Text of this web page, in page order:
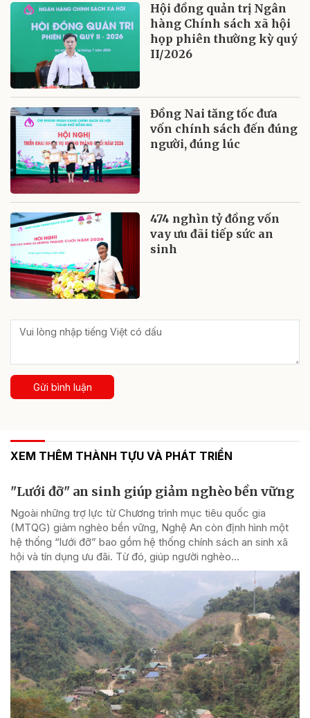
Hội đồng quản trị Ngân
hàng Chính sách xã hội
họp phiên thường kỳ quý
II/2026
Đồng Nai tăng tốc đưa
vốn chính sách đến đúng
người, đúng lúc
474 nghìn tỷ đồng vốn
vay ưu đãi tiếp sức an
sinh
Gửi bình luận
XEM THÊM THÀNH TỰU VÀ PHÁT TRIỂN
"Lưới đỡ" an sinh giúp giảm nghèo bền vững
Ngoài những trợ lực từ Chương trình mục tiêu quốc gia
(MTQG) giảm nghèo bền vững, Nghệ An còn định hình một
hệ thống “lưới đỡ” bao gồm hệ thống chính sách an sinh xã
hội và tín dụng ưu đãi. Từ đó, giúp người nghèo...